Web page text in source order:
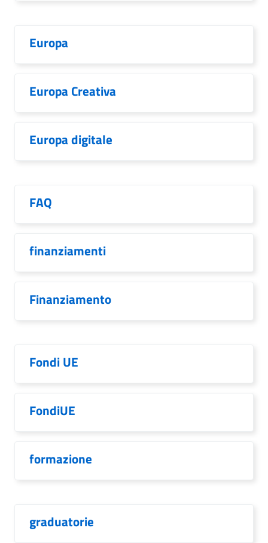
Europa
Europa Creativa
Europa digitale
FAQ
finanziamenti
Finanziamento
Fondi UE
FondiUE
formazione
graduatorie